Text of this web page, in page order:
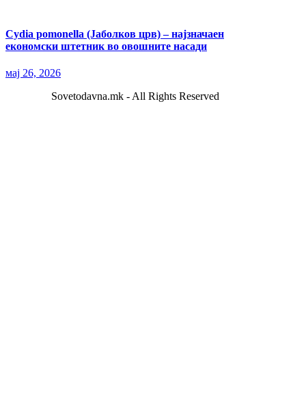
Cydia pomonella (Јаболков црв) – најзначаен
економски штетник во овошните насади
мај 26, 2026
Sovetodavna.mk - All Rights Reserved